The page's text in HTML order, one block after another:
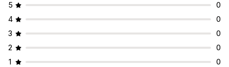
5
0
4
0
3
0
2
0
1
0